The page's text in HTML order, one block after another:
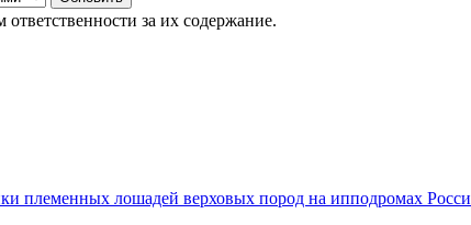
за их содержание.
племенных лошадей верховых пород на ипподромах